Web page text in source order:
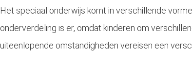
Het speciaal onderwijs komt in verschillende
onderverdeling is er, omdat kinderen om
uiteenlopende omstandigheden vereisen een